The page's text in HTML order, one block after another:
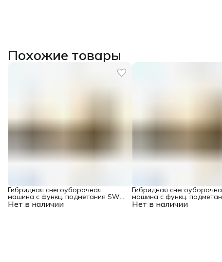
Похожие товары
Нет в наличии
Гибридная снегоуборочная
машина с функц. подметания SWB-
800, 212 сс, руч. старт, 2 насадки Нет в наличии
Гибридная
машина с функц.
600, 212 сс, руч. старт, 2